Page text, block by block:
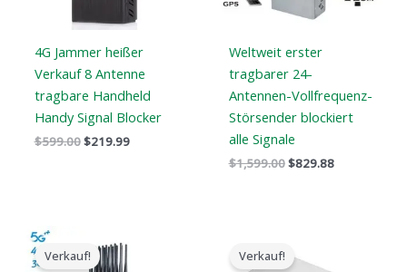
4G Jammer heißer
Verkauf 8 Antenne
tragbare Handheld
Handy Signal Blocker
$599.00$219.99
Weltweit erster
tragbarer 24-
Antennen-Vollfrequenz-
Störsender blockiert
alle Signale
$1,599.00$829.88
Verkauf!
ursprüngliche
Preis
Verkauf!
ursprüngliche
Preis